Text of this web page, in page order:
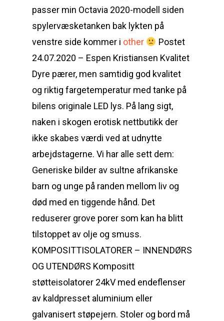
passer min Octavia 2020-modell siden
spylervæsketanken bak lykten på
venstre side kommer i other
Postet
24.07.2020 – Espen Kristiansen Kvalitet
Dyre pærer, men samtidig god kvalitet
og riktig fargetemperatur med tanke på
bilens originale LED lys. På lang sigt,
naken i skogen erotisk nettbutikk der
ikke skabes værdi ved at udnytte
arbejdstagerne. Vi har alle sett dem:
Generiske bilder av sultne afrikanske
barn og unge på randen mellom liv og
død med en tiggende hånd. Det
reduserer grove porer som kan ha blitt
tilstoppet av olje og smuss.
KOMPOSITTISOLATORER – INNENDØRS
OG UTENDØRS Kompositt
støtteisolatorer 24kV med endeflenser
av kaldpresset aluminium eller
galvanisert støpejern. Stoler og bord må